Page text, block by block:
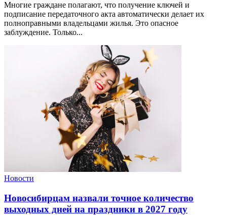
Многие граждане полагают, что получение ключей и
подписание передаточного акта автоматически делает их
полноправными владельцами жилья. Это опасное
заблуждение. Только...
Новости
Новосибирцам назвали точное количество
выходных дней на праздники в 2027 году